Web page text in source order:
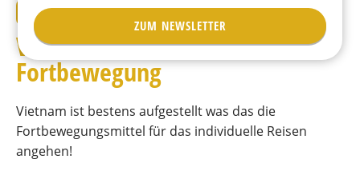
REISETIPPS
Vietnam • individuelle
Fortbewegung
Vietnam ist bestens aufgestellt was das die
Fortbewegungsmittel für das individuelle Reisen
angehen!
Ihre
E-
Mail
ein.
ZUM NEWSLETTER